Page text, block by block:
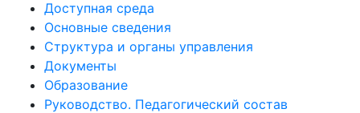
Доступная среда
Основные сведения
Структура и органы управления
Документы
Образование
Руководство. Педагогический состав